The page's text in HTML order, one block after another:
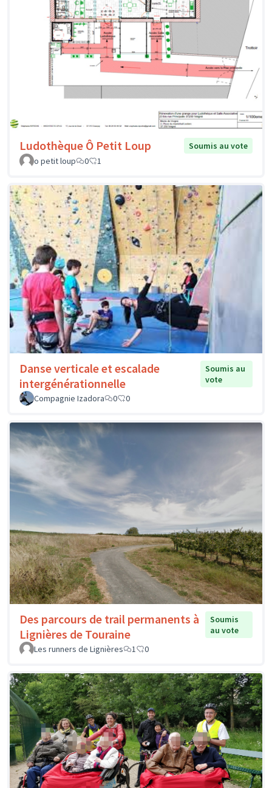
Ludothèque Ô Petit Loup
Soumis au vote
o petit loup
0 1
Danse verticale et escalade
intergénérationnelle
Soumis au
vote
Compagnie Izadora
0 0
Des parcours de trail permanents à
Lignières de Touraine
Soumis
au vote
Les runners de Lignières
1 0